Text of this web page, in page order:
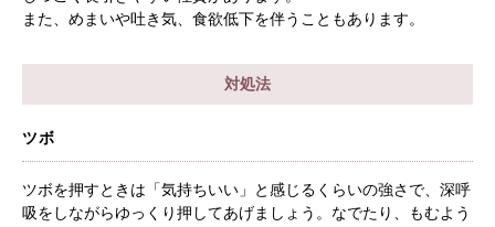
また、めまいや吐き気、食欲低下を伴うこともあります。
対処法
ツボ
ツボを押すときは「気持ちいい」と感じるくらいの強さで、深呼
吸をしながらゆっくり押してあげましょう。なでたり、もむよう